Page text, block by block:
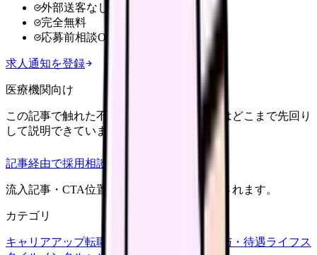
外部送客なし
完全無料
応募前相談OK
求人通知を登録
医療機関向け
この記事で触れた不安を、自院の求人票ではどこまで先回り
して説明できていますか？
記事経由で採用相談
流入記事・CTA位置つきで管理画面に記録されます。
カテゴリ
キャリアアップ転職ガイド 給与・待遇ライフス